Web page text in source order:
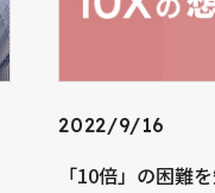
2022/9/16
「10倍」の困難